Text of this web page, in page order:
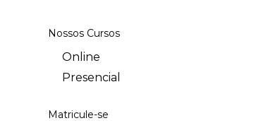
Nossos Cursos
Online
Presencial
Matricule-se